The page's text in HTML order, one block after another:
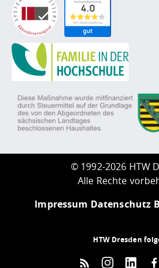
© 1992-2026 HTW
Alle Rechte
Impressum Datenschutz
HTW Dresden